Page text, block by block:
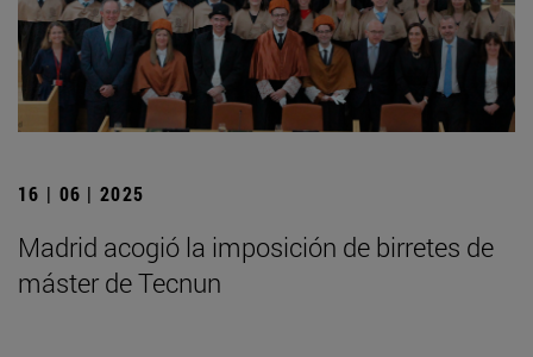
16 | 06 | 2025
Madrid acogió la imposición de birretes de
máster de Tecnun